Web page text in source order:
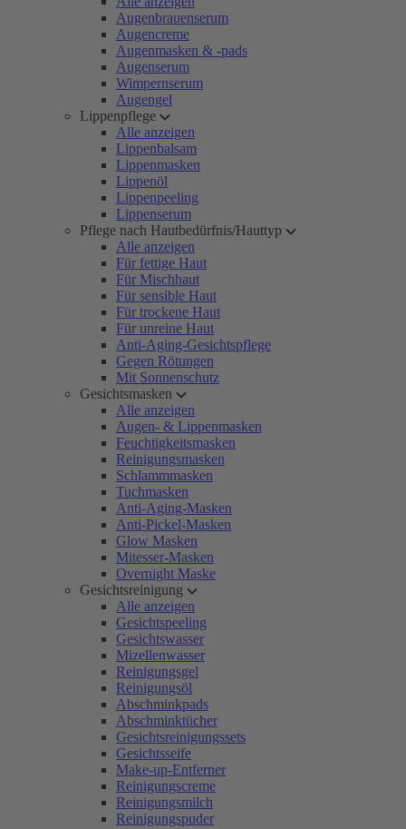
Augenbrauenserum
Augencreme
Augenmasken & -pads
Augenserum
Wimpernserum
Augengel
Lippenpflege
Alle anzeigen
Lippenbalsam
Lippenmasken
Lippenöl
Lippenpeeling
Lippenserum
Pflege nach Hautbedürfnis/Hauttyp
Alle anzeigen
Für fettige Haut
Für Mischhaut
Für sensible Haut
Für trockene Haut
Für unreine Haut
Anti-Aging-Gesichtspflege
Gegen Rötungen
Mit Sonnenschutz
Gesichtsmasken
Alle anzeigen
Augen- & Lippenmasken
Feuchtigkeitsmasken
Reinigungsmasken
Schlammmasken
Tuchmasken
Anti-Aging-Masken
Anti-Pickel-Masken
Glow Masken
Mitesser-Masken
Overnight Maske
Gesichtsreinigung
Alle anzeigen
Gesichtspeeling
Gesichtswasser
Mizellenwasser
Reinigungsgel
Reinigungsöl
Abschminkpads
Abschminktücher
Gesichtsreinigungssets
Gesichtsseife
Make-up-Entferner
Reinigungscreme
Reinigungsmilch
Reinigungspuder